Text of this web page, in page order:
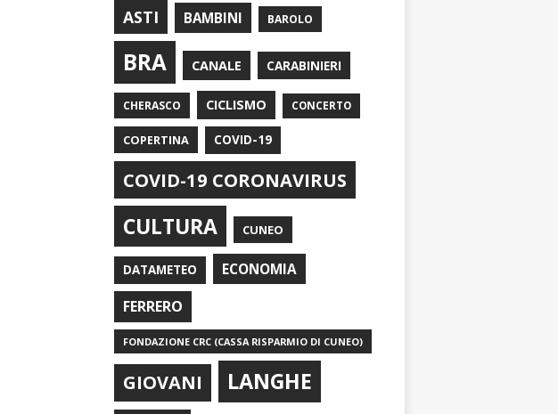
ASTI
BAMBINI BAROLO
BRA CANALE CARABINIERI
CHERASCO CICLISMO CONCERTO
COPERTINA COVID-19
COVID-19 CORONAVIRUS
CULTURA CUNEO
DATAMETEO ECONOMIA
FERRERO
FONDAZIONE CRC (CASSA RISPARMIO DI CUNEO)
GIOVANI LANGHE